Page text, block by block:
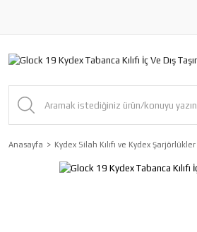
Anasayfa Kydex Silah Kılıfı ve Kydex Şarjörlükler